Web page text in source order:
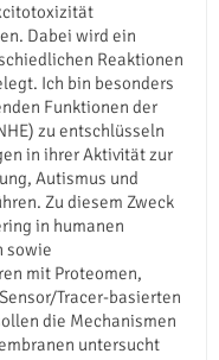
Dabei wird ein
Reaktionen
Ich bin besonders
Funktionen der
zu entschlüsseln
in ihrer Aktivität zur
Autismus und
Zu diesem Zweck
in humanen
sowie
mit Proteomen,
Tracer-basierten
die Mechanismen
untersucht